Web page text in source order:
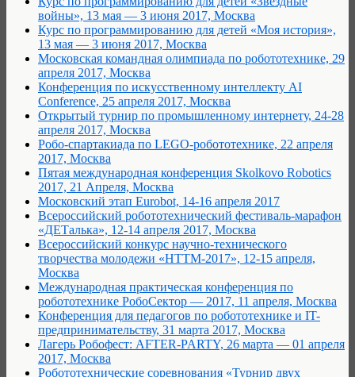
войны», 13 мая — 3 июня 2017, Москва
Курс по программированию для детей «Моя история»,
13 мая — 3 июня 2017, Москва
Московская командная олимпиада по робототехнике, 29
апреля 2017, Москва
Конференция по искусственному интеллекту AI
Conference, 25 апреля 2017, Москва
Открытый турнир по промышленному интернету, 24-28
апреля 2017, Москва
Робо-спартакиада по LEGO-робототехнике, 22 апреля
2017, Москва
Пятая международная конференция Skolkovo Robotics
2017, 21 Апреля, Москва
Московский этап Eurobot, 14-16 апреля 2017
Всероссийский робототехнический фестиваль-марафон
«ДЕТалька», 12-14 апреля 2017, Москва
Всероссийский конкурс научно-технического
творчества молодежи «НТТМ-2017», 12-15 апреля,
Москва
Международная практическая конференция по
робототехнике РобоСектор — 2017, 11 апреля, Москва
Конференция для педагогов по робототехнике и IT-
предпринимательству, 31 марта 2017, Москва
Лагерь Робофест: AFTER-PARTY, 26 марта — 01 апреля
2017, Москва
Робототехнические соревнования «Турнир двух